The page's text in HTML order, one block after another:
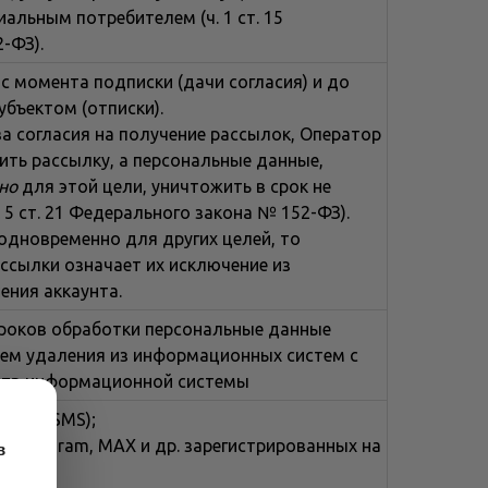
потребителем (ч. 1 ст. 15
ФЗ).
момента подписки (дачи согласия) и до
(отписки).
согласия на получение рассылок, Оператор
рассылку, а персональные данные,
для этой цели, уничтожить в срок не
5 ст. 21 Федерального закона № 152-ФЗ).
для других целей, то
означает их исключение из
аккаунта.
обработки персональные данные
удаления из информационных систем с
информационной системы
(SMS);
МАХ и др. зарегистрированных на